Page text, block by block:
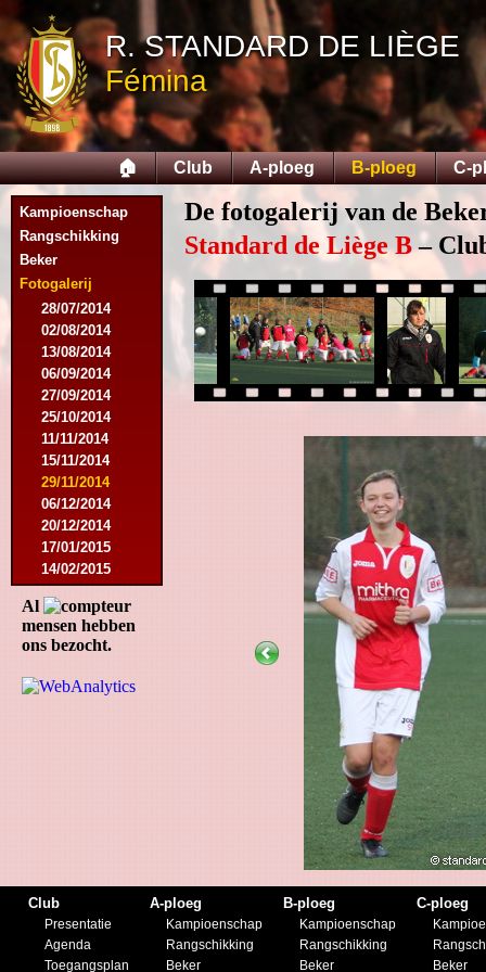
R. STANDARD DE LIÈGE
Fémina
🏠 Club A-ploeg B-ploeg C-
Kampioenschap
Rangschikking
Beker
Fotogalerij
28/07/2014
02/08/2014
13/08/2014
06/09/2014
27/09/2014
25/10/2014
11/11/2014
15/11/2014
29/11/2014
06/12/2014
20/12/2014
17/01/2015
14/02/2015
21/02/2015
18/04/2015
22/04/2015
09/05/2015
20/07/2015
01/08/2015
09/04/2016
23/04/2016
30/04/2016
18/07/2016
Al
mensen hebben
ons bezocht.
De fotogalerij van de
Standard de Liège B–
Club
Presentatie
Agenda
Toegangsplan
A-ploeg
Kampioenschap
Rangschikking
Beker
B-ploeg
Kampioenschap
Rangschikking
Beker
C-ploeg
Beker